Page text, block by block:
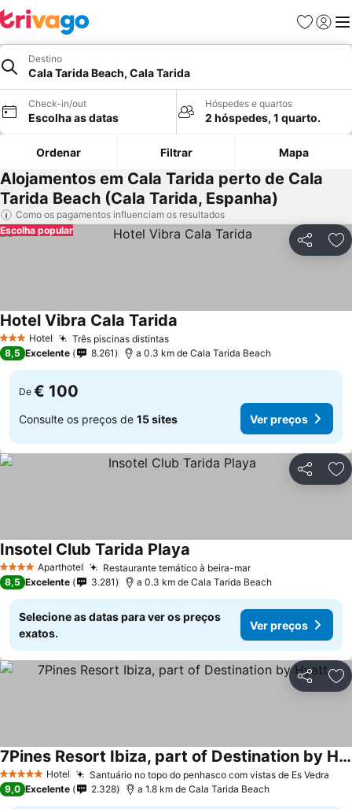
Favoritos
Iniciar
Destino
Cala Tarida Beach, Cala Tarida
Check-in/out
Escolha as datas
Hóspedes e quartos
2 hóspedes, 1 quarto.
Ordenar Filtrar Mapa
Alojamentos em Cala Tarida perto de Cala
Tarida Beach (Cala Tarida, Espanha)
Como os pagamentos influenciam os resultados
Partilhar
Escolha popular
3 EstrelasHotel Três piscinas distintasVer preços
Hotel Vibra Cala Tarida
8,5 Excelente 8.261 a 0.3 km de Cala Tarida Beach
De € 100
Consulte os preços de 15 sites Ver preços
Partilhar
4 EstrelasAparthotel Restaurante temático à beira-marVer preços
Insotel Club Tarida Playa
8,5 Excelente 3.281 a 0.3 km de Cala Tarida Beach
Selecione as datas para ver os preços
exatos.
Ver preços
Partilhar
5 Estrelas Hotel Santuário no topo do penhasco com vistas de Es Vedra
7Pines Resort Ibiza, part of Destination by Hyatt
Ver preços
9,0 Excelente 2.328 a 1.8 km de Cala Tarida Beach